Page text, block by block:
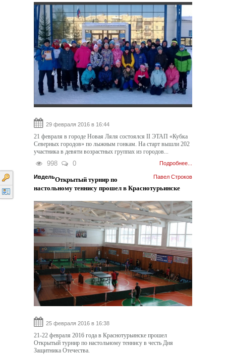
29 февраля 2016 в 16:44
21 февраля в городе Новая Ляля состоялся II ЭТАП «Кубка
Северных городов» по лыжным гонкам. На старт вышли 202
участника в девяти возрастных группах из городов...
998 0 Подробнее...
Ивдель Павел Строков
Открытый турнир по
настольному теннису прошел в Краснотурьинске
25 февраля 2016 в 16:38
21-22 февраля 2016 года в Краснотурьинске прошел
Открытый турнир по настольному теннису в честь Дня
Защитника Отечества.